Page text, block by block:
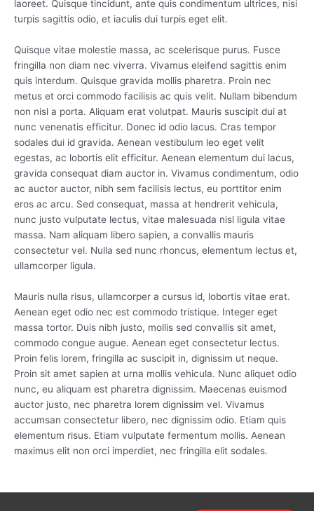
laoreet. Quisque tincidunt, ante quis condimentum ultrices, nisi
turpis sagittis odio, et iaculis dui turpis eget elit.
Quisque vitae molestie massa, ac scelerisque purus. Fusce
fringilla non diam nec viverra. Vivamus eleifend sagittis enim
quis interdum. Quisque gravida mollis pharetra. Proin nec
metus et orci commodo facilisis ac quis velit. Nullam bibendum
non nisl a porta. Aliquam erat volutpat. Mauris suscipit dui at
nunc venenatis efficitur. Donec id odio lacus. Cras tempor
sodales dui id gravida. Aenean vestibulum leo eget velit
egestas, ac lobortis elit efficitur. Aenean elementum dui lacus,
gravida consequat diam auctor in. Vivamus condimentum, odio
ac auctor auctor, nibh sem facilisis lectus, eu porttitor enim
eros ac arcu. Sed consequat, massa at hendrerit vehicula,
nunc justo vulputate lectus, vitae malesuada nisl ligula vitae
massa. Nam aliquam libero sapien, a convallis mauris
consectetur vel. Nulla sed nunc rhoncus, elementum lectus et,
ullamcorper ligula.
Mauris nulla risus, ullamcorper a cursus id, lobortis vitae erat.
Aenean eget odio nec est commodo tristique. Integer eget
massa tortor. Duis nibh justo, mollis sed convallis sit amet,
commodo congue augue. Aenean eget consectetur lectus.
Proin felis lorem, fringilla ac suscipit in, dignissim ut neque.
Proin sit amet sapien at urna mollis vehicula. Nunc aliquet odio
nunc, eu aliquam est pharetra dignissim. Maecenas euismod
auctor justo, nec pharetra lorem dignissim vel. Vivamus
accumsan consectetur libero, nec dignissim odio. Etiam quis
elementum risus. Etiam vulputate fermentum mollis. Aenean
maximus elit non orci imperdiet, nec fringilla elit sodales.